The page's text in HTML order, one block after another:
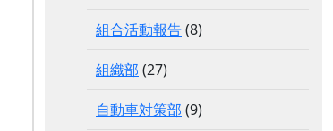
組合活動報告(8)
組織部 (27)
自動車対策部 (9)